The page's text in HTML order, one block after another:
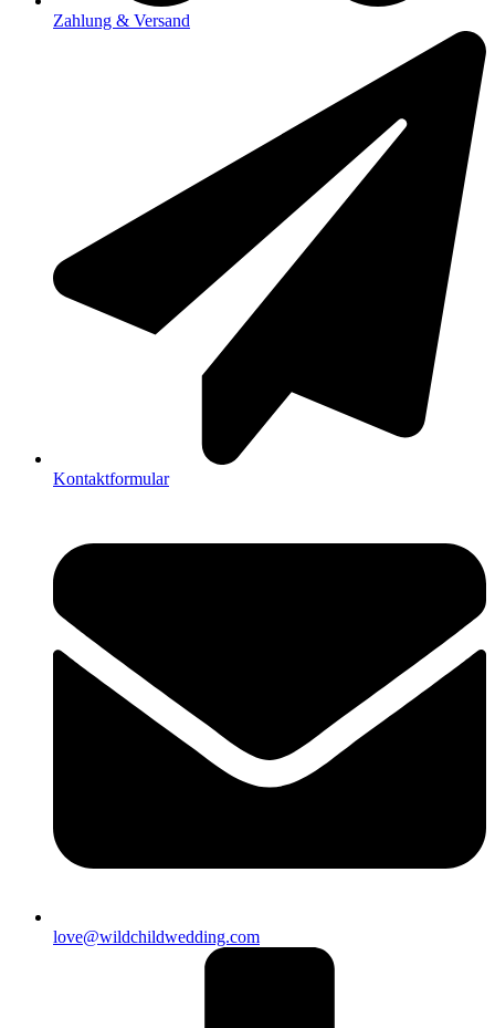
Zahlung & Versand
Kontaktformular
love@wildchildwedding.com